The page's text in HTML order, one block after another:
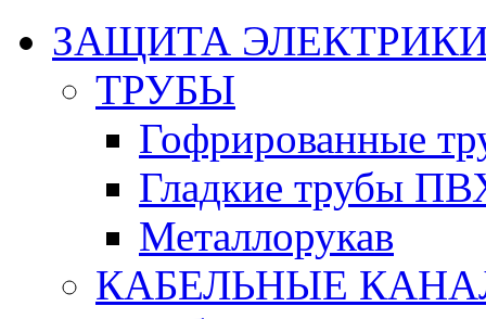
ЗАЩИТА
ТРУБЫ
Гофрированные
Гладкие трубы
Металлорукав
КАБЕЛЬНЫЕ